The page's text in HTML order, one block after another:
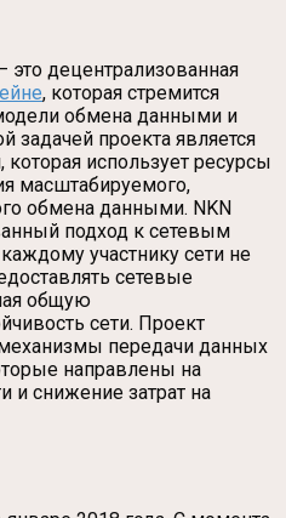
это децентрализованная
, которая стремится
обмена данными и
задачей проекта является
использует ресурсы
масштабируемого,
обмена данными. NKN
подход к сетевым
участнику сети не
сетевые
общую
сети. Проект
передачи данных
направлены на
снижение затрат на